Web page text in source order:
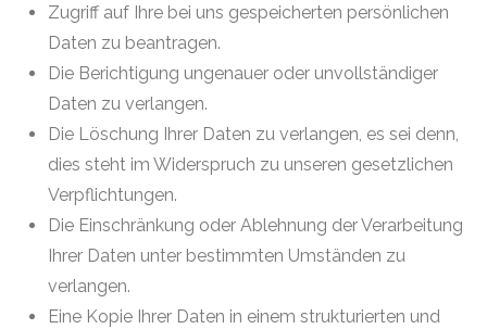
Zugriff auf Ihre bei uns gespeicherten persönlichen
Daten zu beantragen.
Die Berichtigung ungenauer oder unvollständiger
Daten zu verlangen.
Die Löschung Ihrer Daten zu verlangen, es sei denn,
dies steht im Widerspruch zu unseren gesetzlichen
Verpflichtungen.
Die Einschränkung oder Ablehnung der Verarbeitung
Ihrer Daten unter bestimmten Umständen zu
verlangen.
Eine Kopie Ihrer Daten in einem strukturierten und